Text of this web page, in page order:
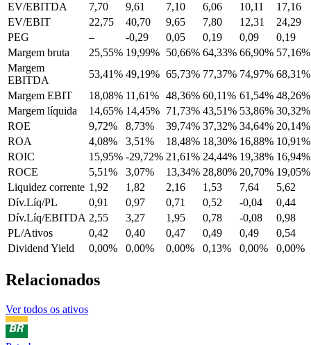
EV/EBITDA
7,70 9,61 7,10 6,06 10,11
17,16
EV/EBIT
22,75 40,70 9,65 7,80 12,31
24,29
PEG
– -0,29 0,05 0,19 0,09
0,19
Margem bruta
25,55% 19,99% 50,66% 64,33% 66,90% 57,16%
Margem
EBITDA
53,41% 49,19% 65,73% 77,37% 74,97% 68,31%
Margem EBIT
18,08% 11,61% 48,36% 60,11% 61,54% 48,26%
Margem líquida
14,65% 14,45% 71,73% 43,51% 53,86% 30,32%
ROE
9,72% 8,73% 39,74% 37,32% 34,64% 20,14%
ROA
4,08% 3,51% 18,48% 18,30% 16,88% 10,91%
ROIC
15,95% -29,72% 21,61% 24,44% 19,38% 16,94%
ROCE
5,51% 3,07% 13,34% 28,80% 20,70% 19,05%
Liquidez corrente 1,92 1,82 2,16 1,53 7,64
5,62
Dív.Líq/PL
0,91 0,97 0,71 0,52 -0,04
0,44
Dív.Líq/EBITDA 2,55 3,27 1,95 0,78 -0,08
0,98
PL/Ativos
0,42 0,40 0,47 0,49 0,49
0,54
Dividend Yield
0,00% 0,00% 0,00% 0,13% 0,00% 0,00%
Relacionados
Ver todos os ativos